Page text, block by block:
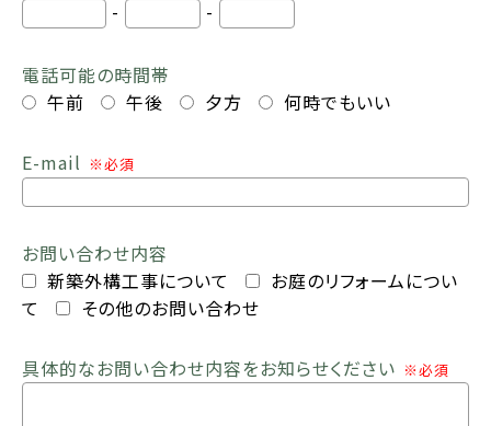
- -
電話可能の時間帯
午前
午後 夕方 何時でもいい
E-mail ※必須
お問い合わせ内容
新築外構工事について
お庭のリフォームについ
て
その他のお問い合わせ
具体的なお問い合わせ内容をお知らせください ※必須